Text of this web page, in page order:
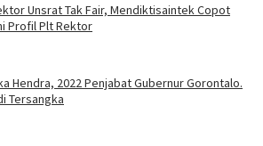
Unsrat Tak Fair, Mendiktisaintek Copot
Profil Plt Rektor
Hendra, 2022 Penjabat Gubernur Gorontalo.
Tersangka